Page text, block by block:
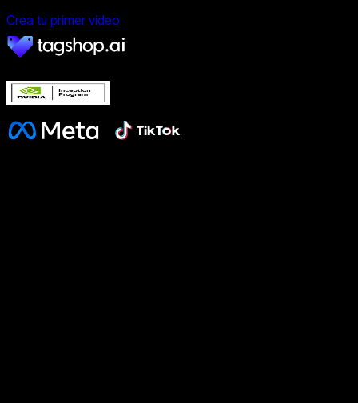
Crea tu primer vídeo